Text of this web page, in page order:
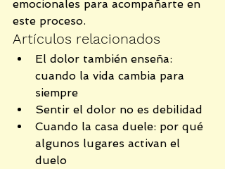
emocionales para acompañarte en
este proceso.
Artículos relacionados
El dolor también enseña:
cuando la vida cambia para
siempre
Sentir el dolor no es debilidad
Cuando la casa duele: por qué
algunos lugares activan el
duelo